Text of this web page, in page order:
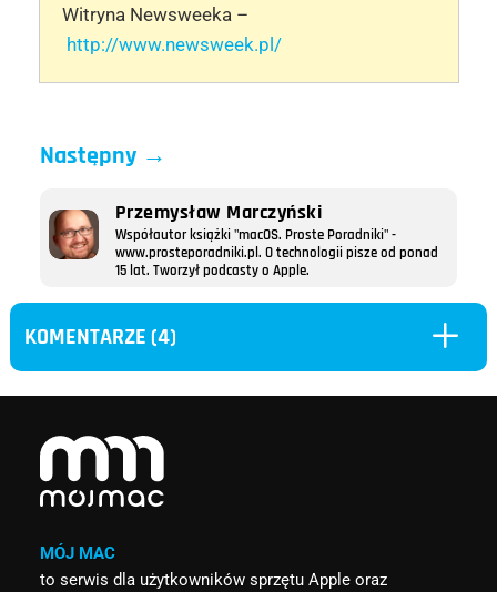
Witryna Newsweeka –
http://www.newsweek.pl/
Następny→
Przemysław Marczyński
Współautor książki "macOS. Proste Poradniki" -
www.prosteporadniki.pl. O technologii pisze od ponad
15 lat. Tworzył podcasty o Apple.
KOMENTARZE (4) L
MÓJ MAC
to serwis dla użytkowników sprzętu Apple oraz